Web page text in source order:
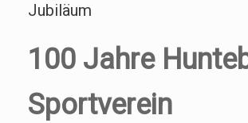
Jubiläum
100 Jahre
Sportverein